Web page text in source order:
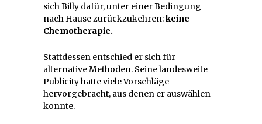
sich Billy dafür, unter einer Bedingung
nach Hause zurückzukehren:keine
Chemotherapie.
Stattdessen entschied er sich für
alternative Methoden. Seine landesweite
Publicity hatte viele Vorschläge
hervorgebracht, aus denen er auswählen
konnte.